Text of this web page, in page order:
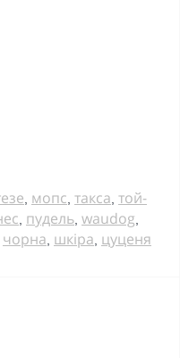
мопс такса той-
пудель waudog
чорна шкіра цуценя